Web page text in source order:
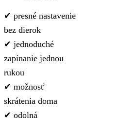
✔ presné nastavenie
bez dierok
✔ jednoduché
zapínanie jednou
rukou
✔ možnosť
skrátenia doma
✔ odolná